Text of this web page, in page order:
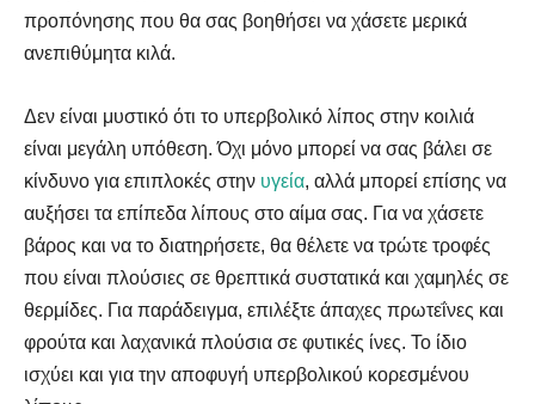
προπόνησης που θα σας βοηθήσει να χάσετε μερικά
ανεπιθύμητα κιλά.
Δεν είναι μυστικό ότι το υπερβολικό λίπος στην κοιλιά
είναι μεγάλη υπόθεση. Όχι μόνο μπορεί να σας βάλει σε
κίνδυνο για επιπλοκές στην υγεία, αλλά μπορεί επίσης να
αυξήσει τα επίπεδα λίπους στο αίμα σας. Για να χάσετε
βάρος και να το διατηρήσετε, θα θέλετε να τρώτε τροφές
που είναι πλούσιες σε θρεπτικά συστατικά και χαμηλές σε
θερμίδες. Για παράδειγμα, επιλέξτε άπαχες πρωτεΐνες και
φρούτα και λαχανικά πλούσια σε φυτικές ίνες. Το ίδιο
ισχύει και για την αποφυγή υπερβολικού κορεσμένου